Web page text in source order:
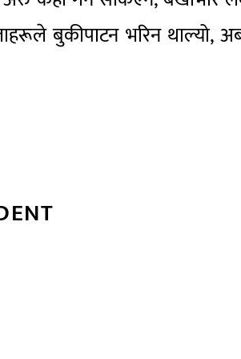
बुकीपाटन भरिन थाल्यो,